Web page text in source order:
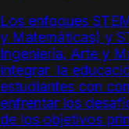
Los enfoques
y Matemáticas) y
Ingeniería, Arte y
integrar la
estudiantes con
enfrentar los
de los objetivos